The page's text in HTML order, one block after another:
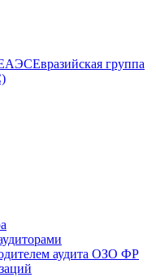
ЕАЭСЕвразийская группа
аудита ОЗО ФР